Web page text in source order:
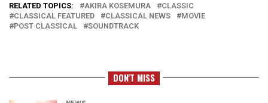
RELATED TOPICS: AKIRA KOSEMURA
CLASSIC
CLASSICAL FEATURED
CLASSICAL NEWS
MOVIE
POST CLASSICAL
SOUNDTRACK
DON'T MISS